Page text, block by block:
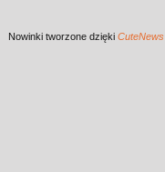
Nowinki tworzone dzięki CuteNews